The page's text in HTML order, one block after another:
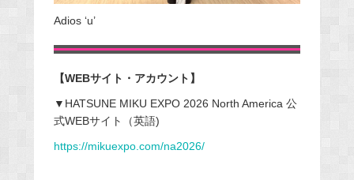
Adios ‘u’
【WEBサイト・アカウント】
▼HATSUNE MIKU EXPO 2026 North America 公
式WEBサイト（英語)
https://mikuexpo.com/na2026/